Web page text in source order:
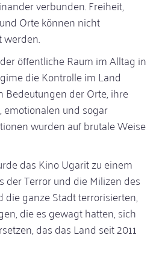
verbunden. Freiheit,
Orte können nicht
öffentliche Raum im Alltag in
die Kontrolle im Land
Bedeutungen der Orte, ihre
emotionalen und sogar
wurden auf brutale Weise
das Kino Ugarit zu einem
der Terror und die Milizen des
die ganze Stadt terrorisierten,
die es gewagt hatten, sich
das das Land seit 2011